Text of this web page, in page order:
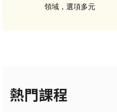
領域，選項多元
熱門課程